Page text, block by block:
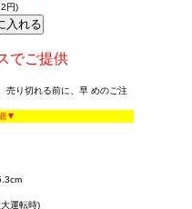
円)
でご提供
売り切れる前に、早 めのご注
▼
運転時)